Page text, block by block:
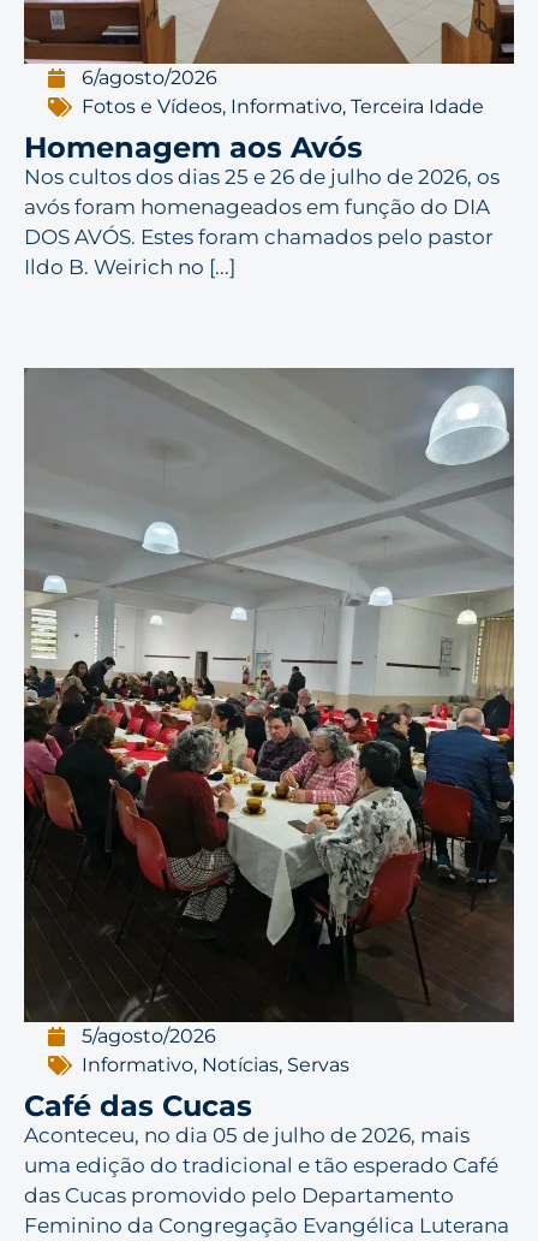
6/agosto/2026
Fotos e Vídeos, Informativo,Terceira Idade
Homenagem aos Avós
Nos cultos dos dias 25 e 26 de julho de 2026, os
avós foram homenageados em função do DIA
DOS AVÓS. Estes foram chamados pelo pastor
Ildo B. Weirich no [...]
5/agosto/2026
Informativo, Notícias, Servas
Café das Cucas
Aconteceu, no dia 05 de julho de 2026, mais
uma edição do tradicional e tão esperado Café
das Cucas promovido pelo Departamento
Feminino da Congregação Evangélica Luterana